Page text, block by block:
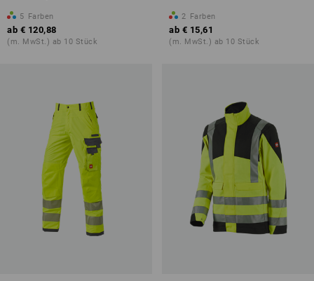
5 Farben
ab € 120,88
(m. MwSt.) ab 10 Stück
2 Farben
ab € 15,61
(m. MwSt.) ab 10 Stück